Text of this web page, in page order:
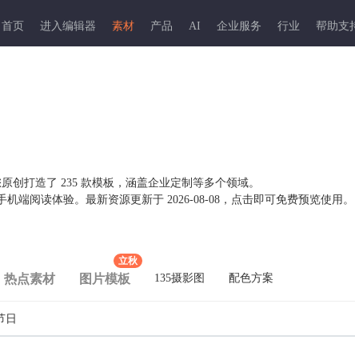
首页 进入编辑器 素材 产品 AI 企业服务 行业 帮助支
创打造了 235 款模板，涵盖企业定制等多个领域。
机端阅读体验。最新资源更新于 2026-08-08 ，点击即可免费预览使用。
热点素材 图片模板
立秋
135摄影图 配色方案
日